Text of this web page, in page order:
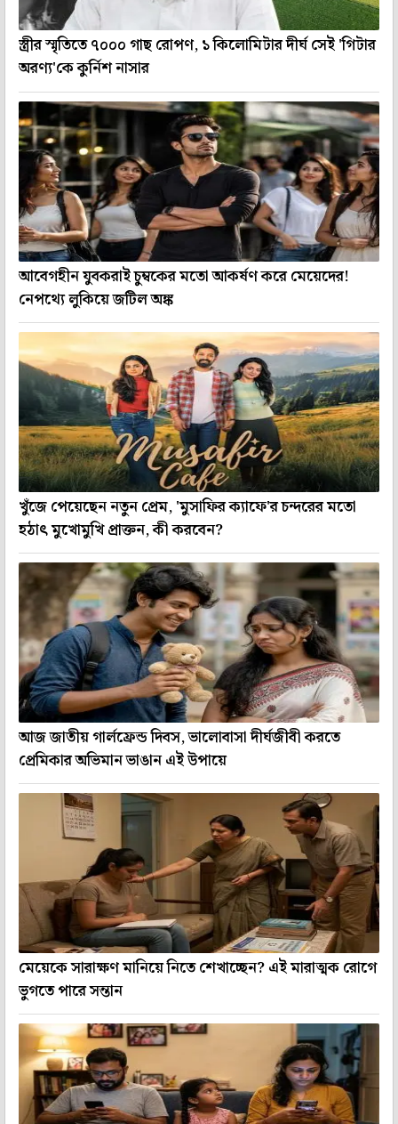
স্ত্রীর স্মৃতিতে ৭০০০ গাছ রোপণ, ১ কিলোমিটার দীর্ঘ সেই 'গিটার
অরণ্য'কে কুর্নিশ নাসার
আবেগহীন যুবকরাই চুম্বকের মতো আকর্ষণ করে মেয়েদের!
নেপথ্যে লুকিয়ে জটিল অঙ্ক
খুঁজে পেয়েছেন নতুন প্রেম, 'মুসাফির ক্যাফে'র চন্দরের মতো
হঠাৎ মুখোমুখি প্রাক্তন, কী করবেন?
আজ জাতীয় গার্লফ্রেন্ড দিবস, ভালোবাসা দীর্ঘজীবী করতে
প্রেমিকার অভিমান ভাঙান এই উপায়ে
মেয়েকে সারাক্ষণ মানিয়ে নিতে শেখাচ্ছেন? এই মারাত্মক রোগে
ভুগতে পারে সন্তান